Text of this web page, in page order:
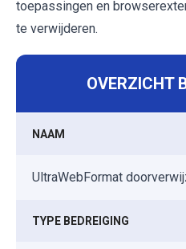
toepassingen en
te verwijderen.
OVERZICHT
NAAM
UltraWebFormat
TYPE BEDREIGING